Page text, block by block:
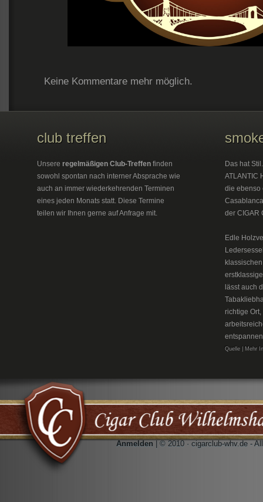
Keine Kommentare mehr möglich.
club treffen
Unsere regelmäßigen Club-Treffen finden
sowohl spontan nach interner Absprache wie
auch an immer wiederkehrenden Terminen
eines jeden Monats statt. Diese Termine
teilen wir Ihnen gerne auf Anfrage mit.
Das hat
ATLANTIC
die ebenso
der CIGAR
Edle
lässt auch
richtige
Quelle | Mehr
Anmelden | © 2010 · cigarclub-whv.de -